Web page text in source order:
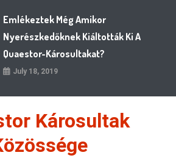
Emlékeztek Még Amikor
Nyerészkedőknek Kiáltották Ki A
Quaestor-Károsultakat?
July 18, 2019
Károsultak